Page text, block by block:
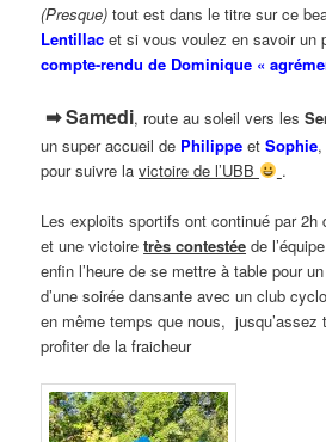
(Presque) tout est dans le titre sur ce
Lentillac et si vous voulez en savoir un
compte-rendu de Dominique «
➡ Samedi, route au soleil vers les
un super accueil de Philippe etSophie
pour suivre lavictoire de l’UBB .
Les exploits sportifs ont continué par
et une victoiretrès contestée de
enfin l’heure de se mettre à table pour
d’une soirée dansante avec un club
en même temps que nous, jusqu’assez
profiter de la fraicheur